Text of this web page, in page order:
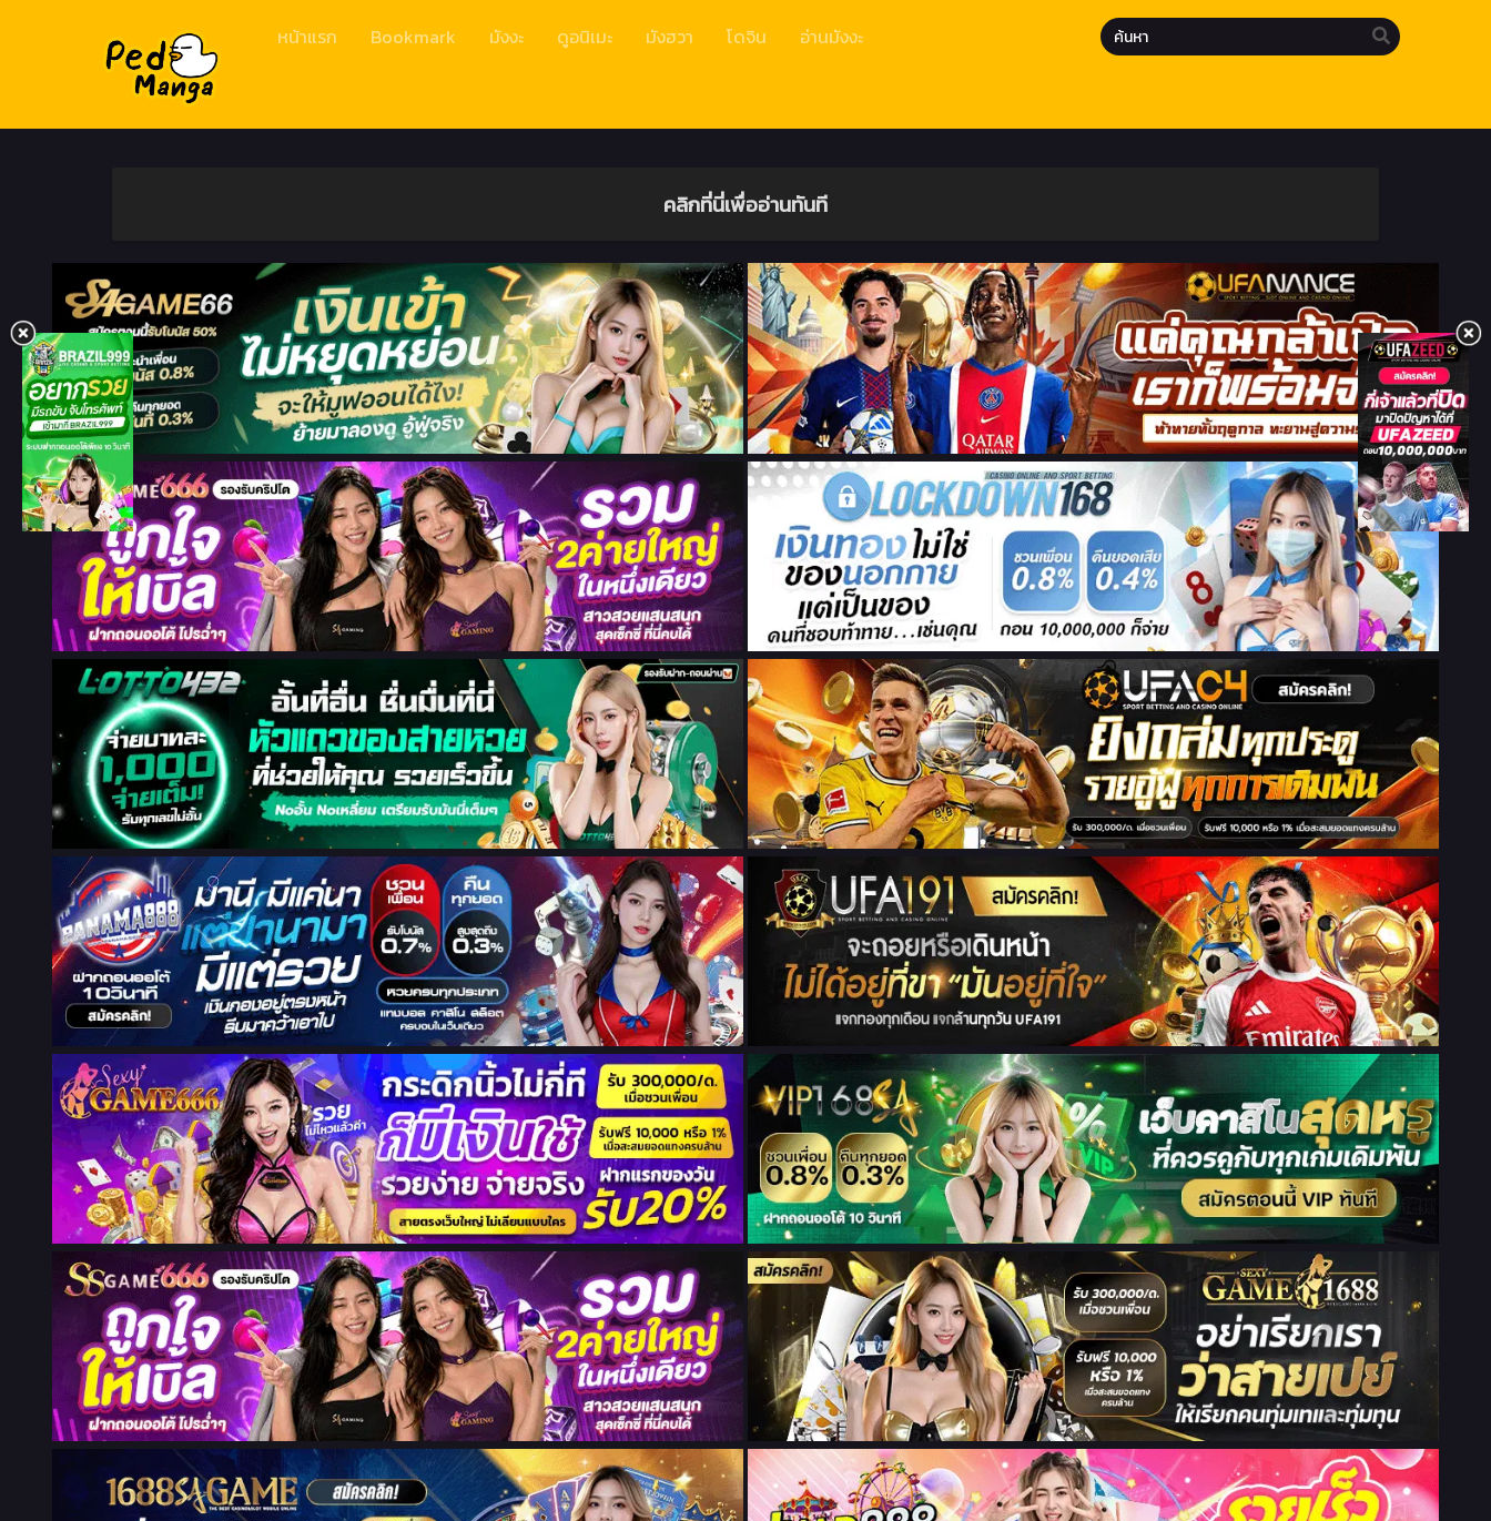
หน้าแรก Bookmark มังงะ ดูอนิเมะ มังฮวา โดจิน อ่านมังงะ
คลิกที่นี่เพื่ออ่านทันที